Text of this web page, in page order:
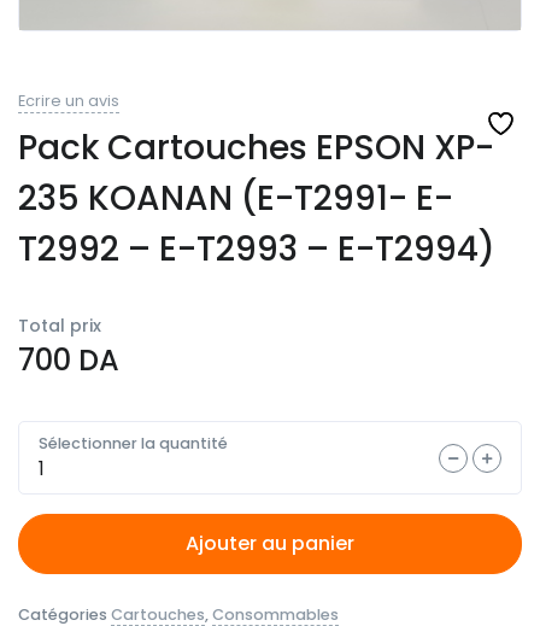
Ecrire un avis
Pack Cartouches EPSON XP-
235 KOANAN (E-T2991- E-
T2992 – E-T2993 – E-T2994)
Total prix
700 DA
Sélectionner la quantité
Quantité
Ajouter au panier
Catégories Cartouches,Consommables